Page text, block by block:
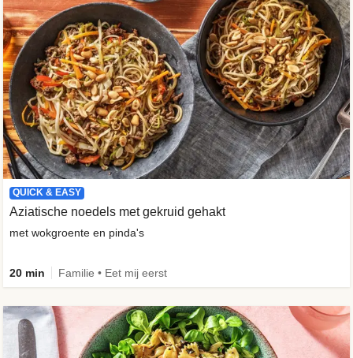
QUICK & EASY
Aziatische noedels met gekruid gehakt
met wokgroente en pinda's
20 min Familie • Eet mij eerst